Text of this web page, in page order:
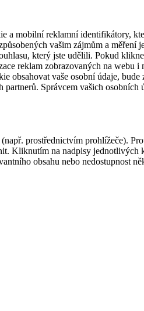
mobilní reklamní identifikátory,
vašim zájmům a
který jste udělili. Pokud
reklam zobrazovaných na webu i
obsahovat vaše osobní údaje,
Správcem vašich
prostřednictvím prohlížeče).
Kliknutím na nadpisy jednotlivých
obsahu nebo nedostupnost